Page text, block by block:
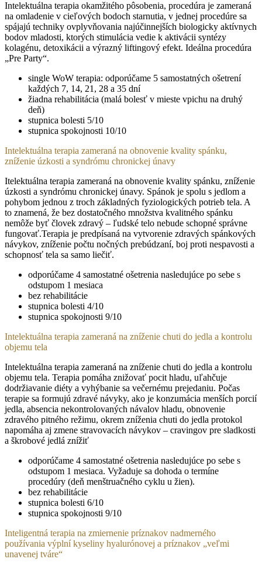
Intelektuálna terapia okamžitého pôsobenia, procedúra je zameraná
na omladenie v cieľových bodoch starnutia, v jednej procedúre sa
spájajú techniky ovplyvňovania najúčinnejších biologicky aktívnych
bodov mladosti, ktorých stimulácia vedie k aktivácii syntézy
kolagénu, detoxikácii a výrazný liftingový efekt. Ideálna procedúra
„Pre Party“.
single WoW terapia: odporúčame 5 samostatných ošetrení
každých 7, 14, 21, 28 a 35 dní
žiadna rehabilitácia (malá bolesť v mieste vpichu na druhý
deň)
stupnica bolesti 5/10
stupnica spokojnosti 10/10
Intelektuálna terapia zameraná na obnovenie kvality spánku,
zníženie úzkosti a syndrómu chronickej únavy
Itelektuálna terapia zameraná na obnovenie kvality spánku, zníženie
úzkosti a syndrómu chronickej únavy. Spánok je spolu s jedlom a
pohybom jednou z troch základných fyziologických potrieb tela. A
to znamená, že bez dostatočného množstva kvalitného spánku
nemôže byť človek zdravý – ľudské telo nebude schopné správne
fungovať.Terapia je predpísaná na vytvorenie zdravých spánkových
návykov, zníženie počtu nočných prebúdzaní, boj proti nespavosti a
schopnosť tela sa samo liečiť.
odporúčame 4 samostatné ošetrenia nasledujúce po sebe s
odstupom 1 mesiaca
bez rehabilitácie
stupnica bolesti 4/10
stupnica spokojnosti 9/10
Intelektuálna terapia zameraná na zníženie chuti do jedla a kontrolu
objemu tela
Intelektuálna terapia zameraná na zníženie chuti do jedla a kontrolu
objemu tela. Terapia pomáha znižovať pocit hladu, uľahčuje
dodržiavanie diéty a vyhýbanie sa večernému prejedaniu. Počas
terapie sa formujú zdravé návyky, ako je konzumácia menších porcií
jedla, absencia nekontrolovaných návalov hladu, obnovenie
zdravého pitného režimu, okrem zníženia chuti do jedla protokol
napomáha aj zmene stravovacích návykov – cravingov pre sladkosti
a škrobové jedlá znížiť
odporúčame 4 samostatné ošetrenia nasledujúce po sebe s
odstupom 1 mesiaca. Vyžaduje sa dohoda o termíne
procedúry (deň menštruačného cyklu u žien).
bez rehabilitácie
stupnica bolesti 6/10
stupnica spokojnosti 9/10
Inteligentná terapia na zmiernenie príznakov nadmerného
používania výplní kyseliny hyalurónovej a príznakov „veľmi
unavenej tváre“